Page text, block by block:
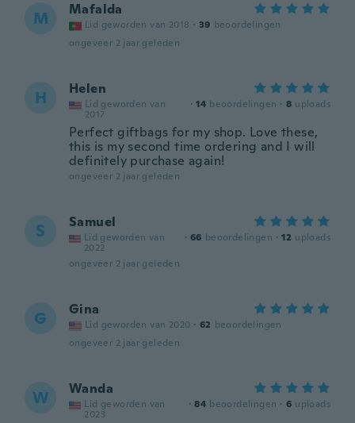
M Mafalda
Lid geworden van 2018 · 39 beoordelingen
ongeveer 2 jaar geleden
H Helen
Lid geworden van
2017
· 14 beoordelingen · 8 uploads
Perfect giftbags for my shop. Love these,
this is my second time ordering and I will
definitely purchase again!
ongeveer 2 jaar geleden
S Samuel
Lid geworden van
2022
· 66 beoordelingen · 12 uploads
ongeveer 2 jaar geleden
G Gina
Lid geworden van 2020 · 62 beoordelingen
ongeveer 2 jaar geleden
W Wanda
Lid geworden van
2023
· 84 beoordelingen · 6 uploads